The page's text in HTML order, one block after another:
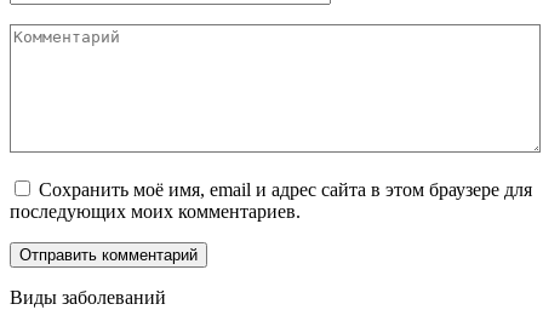
Комментарий
Сохранить моё имя, email и адрес сайта в этом браузере для
последующих моих комментариев.
Виды заболеваний